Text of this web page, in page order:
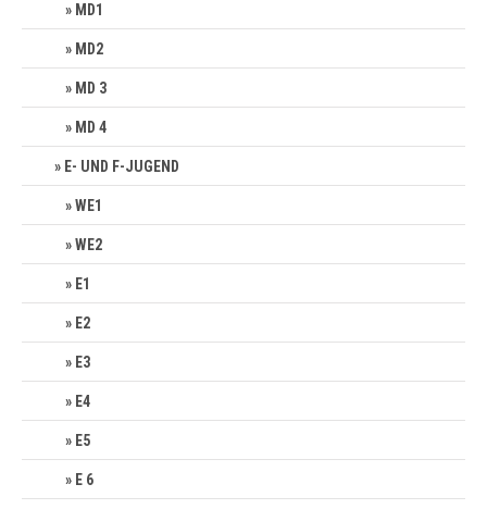
MD1
MD2
MD 3
MD 4
E- UND F-JUGEND
WE1
WE2
E1
E2
E3
E4
E5
E 6